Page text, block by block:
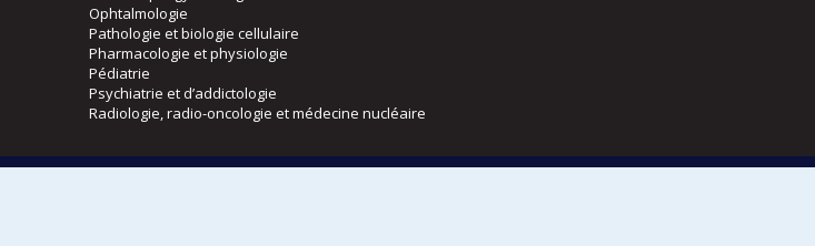
Ophtalmologie
Pathologie et biologie cellulaire
Pharmacologie et physiologie
Pédiatrie
Psychiatrie et d’addictologie
Radiologie, radio-oncologie et médecine nucléaire